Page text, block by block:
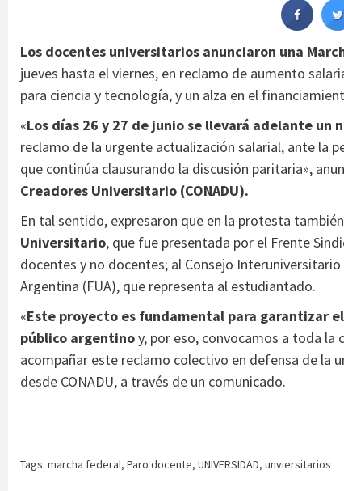
Los docentes universitarios anunciaron una
jueves hasta el viernes, en reclamo de aumento
para ciencia y tecnología, y un alza en el
«Los días 26 y 27 de junio se llevará adelante
reclamo de la urgente actualización salarial, ante la
que continúa clausurando la discusión paritaria»,
Creadores Universitario (CONADU).
En tal sentido, expresaron que en la protesta
Universitario, que fue presentada por el Frente
docentes y no docentes; al Consejo
Argentina (FUA), que representa al estudiantado.
«Este proyecto es fundamental para garantizar
público argentinoy, por eso, convocamos a toda la
acompañar este reclamo colectivo en defensa de la
desde CONADU, a través de un comunicado.
Tags: marcha federal, Paro docente, UNIVERSIDAD, unviersitarios